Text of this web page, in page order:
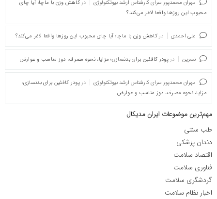
مهران محمدپور سرای کارشناس ارشد بیوتکنولوژی در کاهش وزن با ماچا؛ آیا چای
محبوب این روزها واقعا لاغر می‌کند؟
علی احمدی در کاهش وزن با ماچا؛ آیا چای محبوب این روزها واقعا لاغر می‌کند؟
نسرین در پودر کافئین برای بدنسازی؛ مزایا، نحوه مصرف، دوز مناسب و عوارض
مهران محمدپور سرای کارشناس ارشد بیوتکنولوژی در پودر کافئین برای بدنسازی؛
مزایا، نحوه مصرف، دوز مناسب و عوارض
مهم‌ترین موضوعات ایران مدیکال
طب سنتی
دندان پزشکی
اقتصاد سلامت
فناوری سلامت
گردشگری سلامت
اخبار نظام سلامت